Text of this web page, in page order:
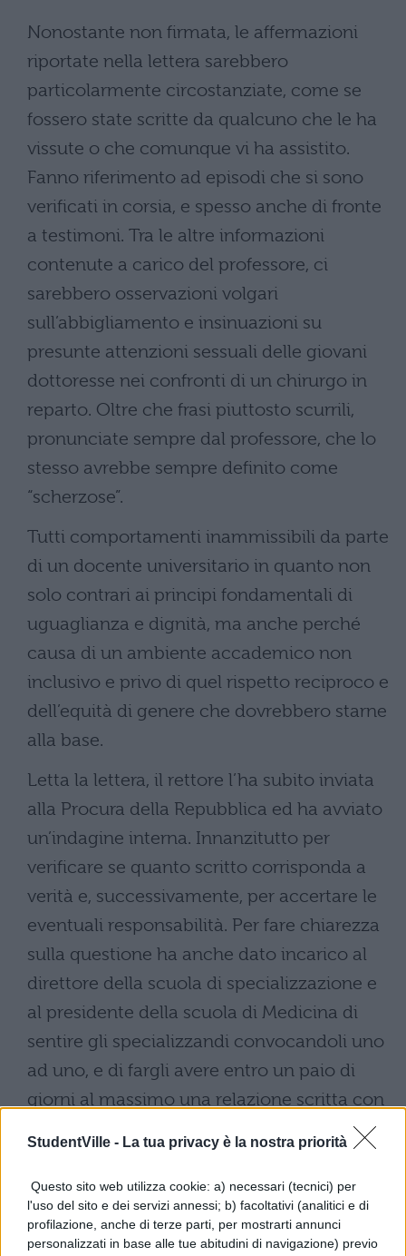
StudentVille - La tua privacy è la nostra priorità
Questo sito web utilizza cookie: a) necessari (tecnici) per
l'uso del sito e dei servizi annessi; b) facoltativi (analitici e di
profilazione, anche di terze parti, per mostrarti annunci
personalizzati in base alle tue abitudini di navigazione) previo
Nonostante non firmata, le affermazioni
riportate nella lettera sarebbero
particolarmente circostanziate, come se
fossero state scritte da qualcuno che le ha
vissute o che comunque vi ha assistito.
Fanno riferimento ad episodi che si sono
verificati in corsia, e spesso anche di fronte
a testimoni. Tra le altre informazioni
contenute a carico del professore, ci
sarebbero osservazioni volgari
sull’abbigliamento e insinuazioni su
presunte attenzioni sessuali delle giovani
dottoresse nei confronti di un chirurgo in
reparto. Oltre che frasi piuttosto scurrili,
pronunciate sempre dal professore, che lo
stesso avrebbe sempre definito come
“scherzose”.
Tutti comportamenti inammissibili da parte
di un docente universitario in quanto non
solo contrari ai principi fondamentali di
uguaglianza e dignità, ma anche perché
causa di un ambiente accademico non
inclusivo e privo di quel rispetto reciproco e
dell’equità di genere che dovrebbero starne
alla base.
Letta la lettera, il rettore l’ha subito inviata
alla Procura della Repubblica ed ha avviato
un’indagine interna. Innanzitutto per
verificare se quanto scritto corrisponda a
verità e, successivamente, per accertare le
eventuali responsabilità. Per fare chiarezza
sulla questione ha anche dato incarico al
direttore della scuola di specializzazione e
al presidente della scuola di Medicina di
sentire gli specializzandi convocandoli uno
ad uno, e di fargli avere entro un paio di
giorni al massimo una relazione scritta con
Sessismo all’Università, non
è il primo caso
Un altro episodio simile si era verificato